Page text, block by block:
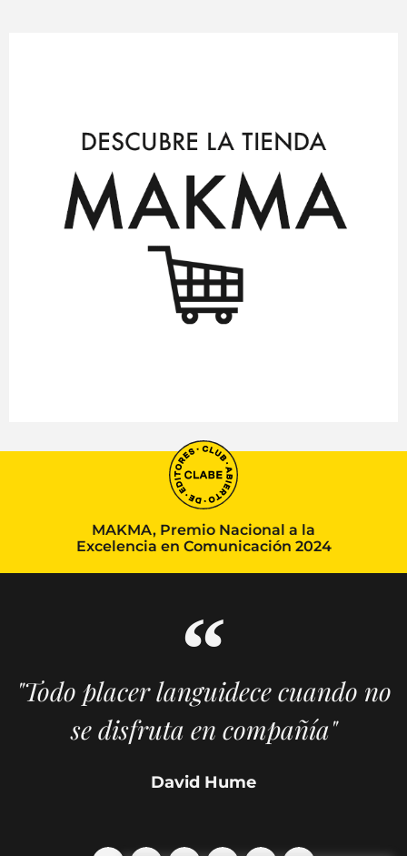
MAKMA, Premio Nacional a la
Excelencia en Comunicación 2024
"Todo placer languidece cuando no
se disfruta en compañía"
David Hume